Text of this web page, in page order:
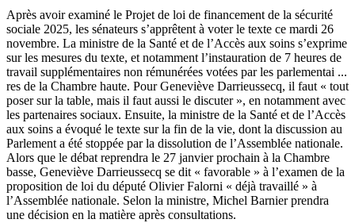
Après avoir examiné le Projet de loi de financement de la sécurité
sociale 2025, les sénateurs s’apprêtent à voter le texte ce mardi 26
novembre. La ministre de la Santé et de l’Accès aux soins s’exprime
sur les mesures du texte, et notamment l’instauration de 7 heures de
travail supplémentaires non rémunérées votées par les parlementai ...
res de la Chambre haute. Pour Geneviève Darrieussecq, il faut « tout
poser sur la table, mais il faut aussi le discuter », en notamment avec
les partenaires sociaux. Ensuite, la ministre de la Santé et de l’Accès
aux soins a évoqué le texte sur la fin de la vie, dont la discussion au
Parlement a été stoppée par la dissolution de l’Assemblée nationale.
Alors que le débat reprendra le 27 janvier prochain à la Chambre
basse, Geneviève Darrieussecq se dit « favorable » à l’examen de la
proposition de loi du député Olivier Falorni « déjà travaillé » à
l’Assemblée nationale. Selon la ministre, Michel Barnier prendra
une décision en la matière après consultations.